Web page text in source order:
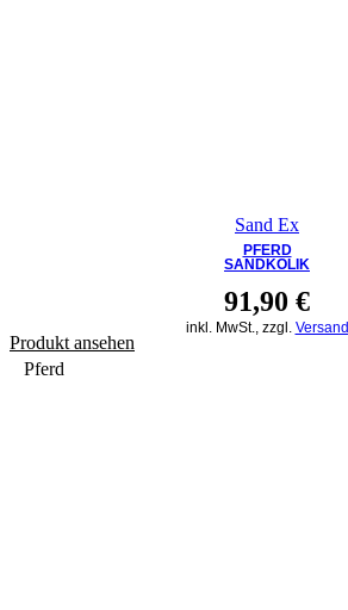
Sand Ex
PFERD
SANDKOLIK
91,90 €
inkl. MwSt., zzgl. Versand
Produkt ansehen
Pferd